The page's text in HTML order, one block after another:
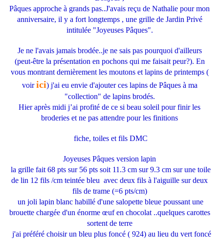
Pâques approche à grands pas..J'avais reçu de Nathalie pour mon
anniversaire, il y a fort longtemps , une grille de Jardin Privé
intitulée "Joyeuses Pâques".
Je ne l'avais jamais brodée..je ne sais pas pourquoi d'ailleurs
(peut-être la présentation en pochons qui me faisait peur?). En
vous montrant dernièrement les moutons et lapins de printemps (
voirici) j'ai eu envie d'ajouter ces lapins de Pâques à ma
"collection" de lapins brodés.
Hier après midi j’ai profité de ce si beau soleil pour finir les
broderies et ne pas attendre pour les finitions
fiche, toiles et fils DMC
Joyeuses Pâques version lapin
la grille fait 68 pts sur 56 pts soit 11.3 cm sur 9.3 cm sur une toile
de lin 12 fils /cm teintée bleu avec deux fils à l'aiguille sur deux
fils de trame (=6 pts/cm)
un joli lapin blanc habillé d'une salopette bleue poussant une
brouette chargée d'un énorme œuf en chocolat ..quelques carottes
sortent de terre
j'ai préféré choisir un bleu plus foncé ( 924) au lieu du vert foncé